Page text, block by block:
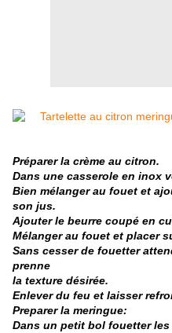
Préparer la crème au citron.
Dans une casserole en inox
Bien mélanger au fouet et
son jus.
Ajouter le beurre coupé en
Mélanger au fouet et placer
Sans cesser de fouetter
prenne
la texture désirée.
Enlever du feu et laisser
Preparer la meringue:
Dans un petit bol fouetter